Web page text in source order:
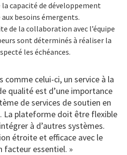
capacité de développement
besoins émergents.
de la collaboration avec l’équipe
sont déterminés à réaliser la
les échéances.
comme celui-ci, un service à la
qualité est d’une importance
de services de soutien en
La plateforme doit être flexible
à d’autres systèmes.
étroite et efficace avec le
facteur essentiel. »